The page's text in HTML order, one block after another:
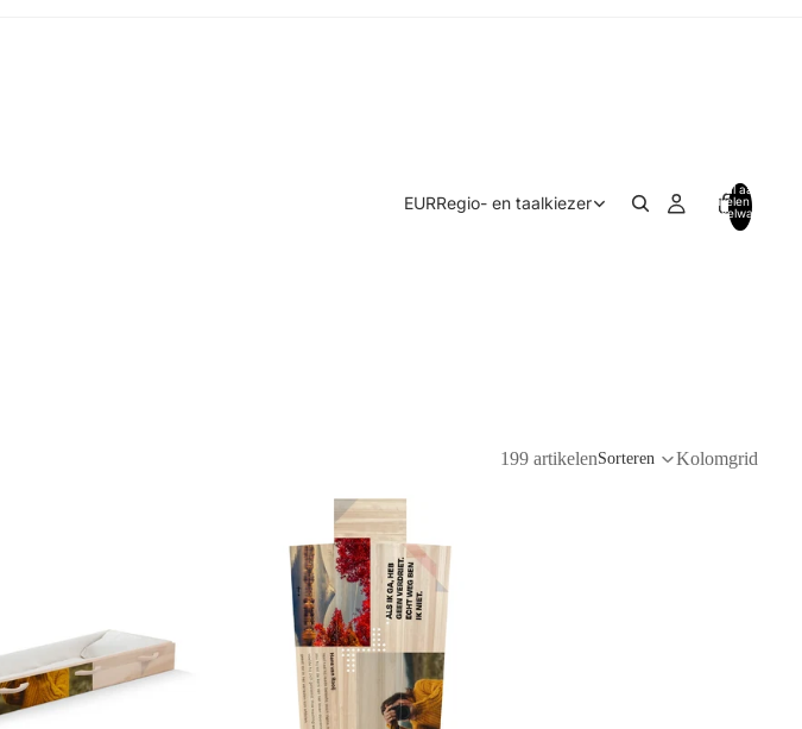
EURRegio- en taalkiezer
Totaal aantal
artikelen in
winkelwagen:
199 artikelenSorteren Kolomgrid